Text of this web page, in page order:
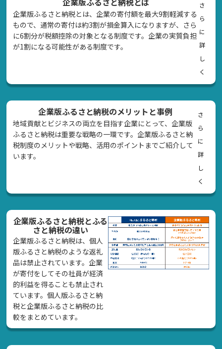
企業版ふるさと納税とは、企業の寄付額を最大9割軽減する
もので、通常の寄付は約3割が損金算入になりますが、さら
に6割分が税額控除の対象となる制度です。企業の実質負担
が1割になる可能性がある制度です。
さ
ら
に
詳
し
く
企業版ふるさと納税のメリットと事例
地域貢献とビジネスの両立を目指す企業にとって、企業版
ふるさと納税は重要な戦略の一環です。企業版ふるさと納
税制度のメリットや戦略、活用のポイントまでご紹介して
います。
さ
ら
に
詳
し
く
企業版ふるさと納税とふる
さと納税の違い
企業版ふるさと納税は、個人
版ふるさと納税のような返礼
品は禁止されています。企業
が寄付をしてその社員が経済
的利益を得ることも禁止され
ています。個人版ふるさと納
税と企業版ふるさと納税の比
較をまとめています。